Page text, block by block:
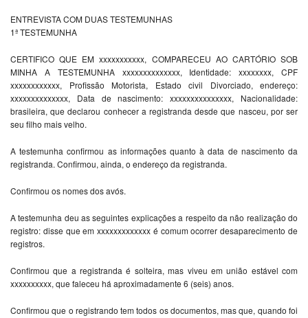
ENTREVISTA COM DUAS TESTEMUNHAS
1ª TESTEMUNHA
CERTIFICO QUE EM xxxxxxxxxxx, COMPARECEU AO CARTÓRIO SOB
MINHA A TESTEMUNHA xxxxxxxxxxxxxx, Identidade: xxxxxxxx, CPF
xxxxxxxxxxxx, Profissão Motorista, Estado civil Divorciado, endereço:
xxxxxxxxxxxxxx, Data de nascimento: xxxxxxxxxxxxxxx, Nacionalidade:
brasileira, que declarou conhecer a registranda desde que nasceu, por ser
seu filho mais velho.
A testemunha confirmou as informações quanto à data de nascimento da
registranda. Confirmou, ainda, o endereço da registranda.
Confirmou os nomes dos avós.
A testemunha deu as seguintes explicações a respeito da não realização do
registro: disse que em xxxxxxxxxxxxx é comum ocorrer desaparecimento de
registros.
Confirmou que a registranda é solteira, mas viveu em união estável com
xxxxxxxxxx, que faleceu há aproximadamente 6 (seis) anos.
Confirmou que o registrando tem todos os documentos, mas que, quando foi